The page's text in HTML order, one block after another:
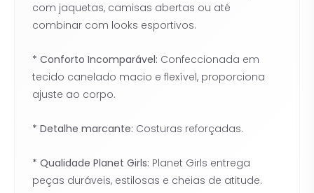
com jaquetas, camisas abertas ou até
combinar com looks esportivos.
* Conforto Incomparável: Confeccionada em
tecido canelado macio e flexível, proporciona
ajuste ao corpo.
* Detalhe marcante: Costuras reforçadas.
* Qualidade Planet Girls: Planet Girls entrega
peças duráveis, estilosas e cheias de atitude.